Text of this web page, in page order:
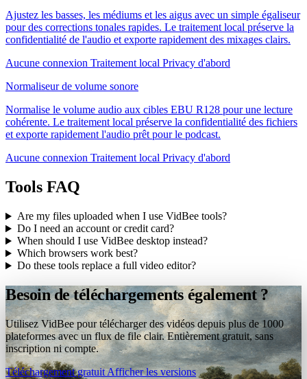
Ajustez les basses, les médiums et les aigus avec un simple égaliseur
pour des corrections tonales rapides. Le traitement local préserve la
confidentialité de l'audio et exporte rapidement des mixages clairs.
Aucune connexion Traitement local Privacy d'abord
Normaliseur de volume sonore
Normalise le volume audio aux cibles EBU R128 pour une lecture
cohérente. Le traitement local préserve la confidentialité des fichiers
et exporte rapidement l'audio prêt pour le podcast.
Aucune connexion Traitement local Privacy d'abord
Tools FAQ
Are my files uploaded when I use VidBee tools?
Do I need an account or credit card?
When should I use VidBee desktop instead?
Which browsers work best?
Do these tools replace a full video editor?
Besoin de téléchargements également ?
Utilisez VidBee pour télécharger des vidéos depuis plus de 1000
plateformes avec un flux de file clair. Entièrement gratuit, sans
inscription ni compte.
Téléchargement gratuitAfficher les versions